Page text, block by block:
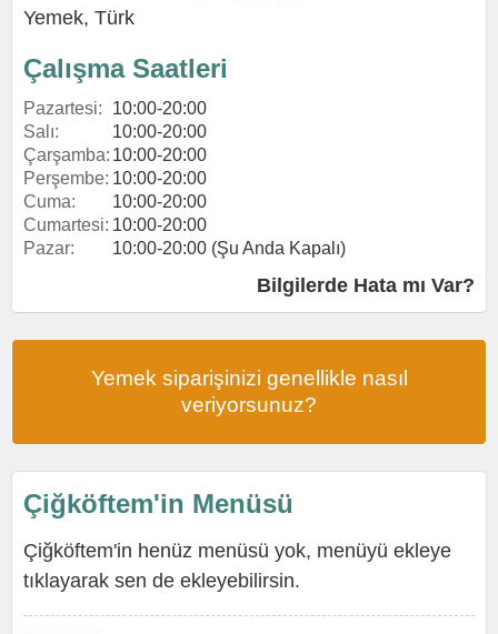
Yemek, Türk
Çalışma Saatleri
Pazartesi:
10:00-20:00
Salı:
10:00-20:00
Çarşamba: 10:00-20:00
Perşembe: 10:00-20:00
Cuma:
10:00-20:00
Cumartesi: 10:00-20:00
Pazar:
10:00-20:00 (Şu Anda Kapalı)
Bilgilerde Hata mı Var?
Yemek siparişinizi genellikle nasıl
veriyorsunuz?
Çiğköftem'in Menüsü
Çiğköftem'in henüz menüsü yok, menüyü ekleye
tıklayarak sen de ekleyebilirsin.